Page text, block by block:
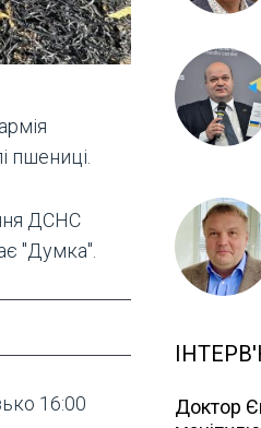
пшениці.
ДСНС
"Думка".
16:00
Доктор